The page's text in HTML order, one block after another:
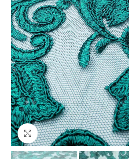
Клацніть, щоб збільшити